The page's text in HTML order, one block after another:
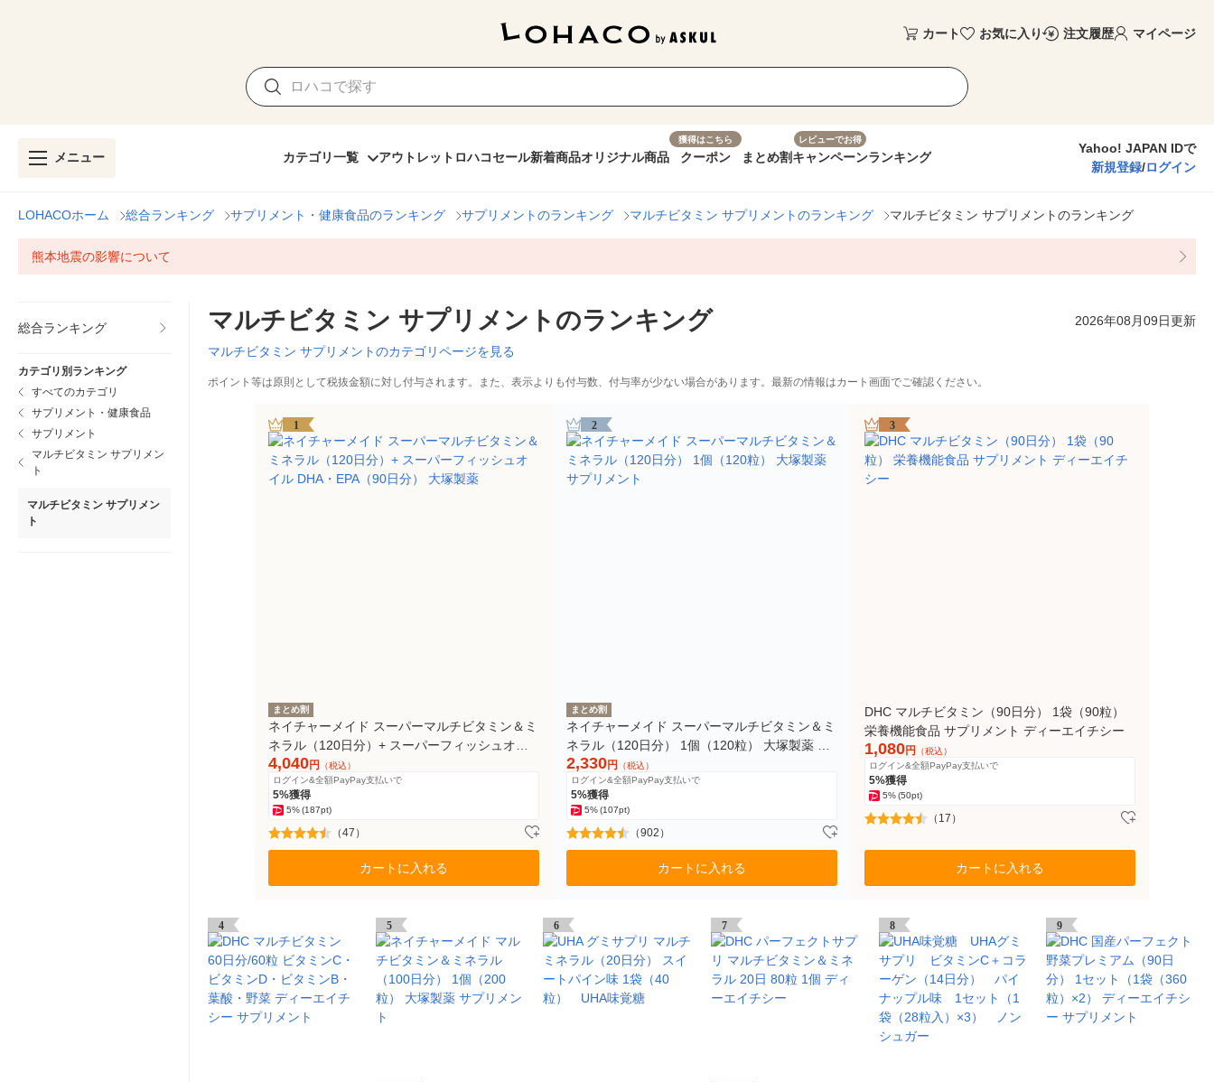
カート お気に入り 注文履歴 マイページ
メニュー カテゴリ一覧 アウトレット ロハコセール新着商品オリジナル商品
獲得はこちら
クーポン まとめ割
レビューでお得
キャンペーンランキング
Yahoo! JAPAN IDで
新規登録/ログイン
LOHACOホーム 総合ランキング サプリメント・健康食品のランキング サプリメントのランキング マルチビタミン サプリメントのランキング マルチビタミン サプリメントのランキング
熊本地震の影響について
総合ランキング
カテゴリ別ランキング
すべてのカテゴリ
サプリメント・健康食品
サプリメント
マルチビタミン サプリメン
ト
マルチビタミン サプリメン
ト
マルチビタミン サプリメントのランキング 2026年08月09日更新
マルチビタミン サプリメントのカテゴリページを見る
ポイント等は原則として税抜金額に対し付与されます。また、表示よりも付与数、付与率が少ない場合があります。最新の情報はカート画面でご確認ください。
1
まとめ割
ネイチャーメイド スーパーマルチビタミン＆ミ
ネラル（120日分）+ スーパーフィッシュオイ
ル DHA・EPA（90日分） 大塚製薬
4,040円
（税込）
ログイン&全額PayPay支払いで
5%獲得
5%(187pt)
（47）
カートに入れる
2
まとめ割
ネイチャーメイド スーパーマルチビタミン＆ミ
ネラル（120日分） 1個（120粒） 大塚製薬 サ
プリメント
2,330円
（税込）
ログイン&全額PayPay支払いで
5%獲得
5%(107pt)
（902）
カートに入れる
3
DHC マルチビタミン（90日分） 1袋（90粒）
栄養機能食品 サプリメント ディーエイチシー
1,080円
（税込）
ログイン&全額PayPay支払いで
5%獲得
5%(50pt)
（17）
カートに入れる
4 5 6 7 8 9